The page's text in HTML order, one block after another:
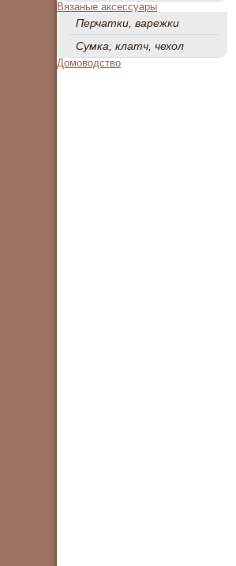
Вязаные аксессуары
Перчатки, варежки
Сумка, клатч, чехол
Домоводство